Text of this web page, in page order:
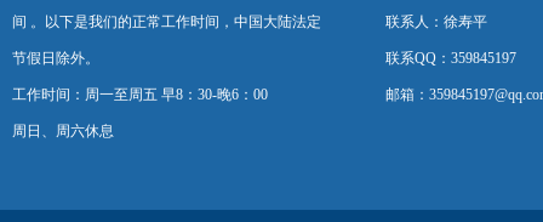
间 。以下是我们的正常工作时间，中国大陆法定
节假日除外。
工作时间：周一至周五 早8：30-晚6：00
周日、周六休息
联系人：徐寿平
联系QQ：359845197
邮箱：